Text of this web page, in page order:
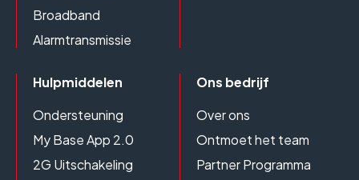
Broadband
Alarmtransmissie
Hulpmiddelen
Ondersteuning
My Base App 2.0
2G Uitschakeling
Ons bedrijf
Over ons
Ontmoet het team
Partner Programma